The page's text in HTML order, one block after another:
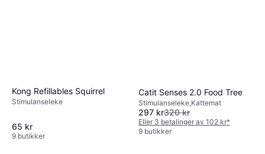
Kong Refillables Squirrel
Stimulanseleke
65 kr
9 butikker
Catit Senses 2.0 Food Tree
Stimulanseleke,Kattemat
297 kr320 kr
Eller 3 betalinger av 102 kr*
9 butikker